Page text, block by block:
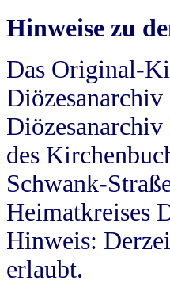
Hinweise zu
Das Original-
des
Schwank-
Heimatkreises
Hinweis:
erlaubt.